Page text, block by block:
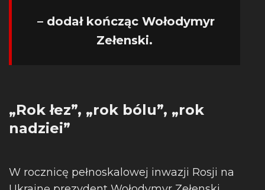
– dodał kończąc Wołodymyr
Zełenski.
„Rok łez”, „rok bólu”, „rok
nadziei”
W rocznicę pełnoskalowej inwazji Rosji na